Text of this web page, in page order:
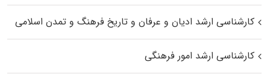
کارشناسی ارشد ادیان و عرفان و تاریخ فرهنگ و تمدن اسلامی
کارشناسی ارشد امور فرهنگی